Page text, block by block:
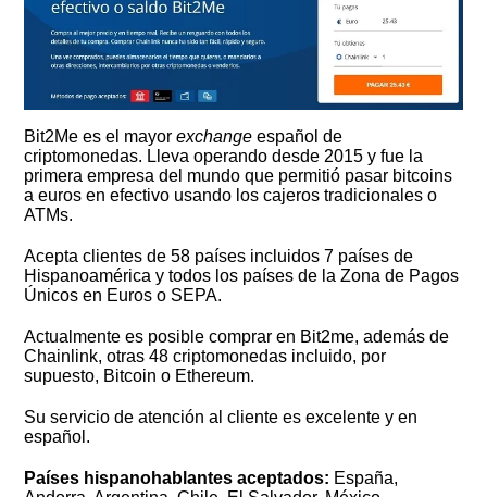
Bit2Me es el mayorexchange español de
criptomonedas. Lleva operando desde 2015 y fue la
primera empresa del mundo que permitió pasar bitcoins
a euros en efectivo usando los cajeros tradicionales o
ATMs.
Acepta clientes de 58 países incluidos 7 países de
Hispanoamérica y todos los países de la Zona de Pagos
Únicos en Euros o SEPA.
Actualmente es posible comprar en Bit2me, además de
Chainlink, otras 48 criptomonedas incluido, por
supuesto, Bitcoin o Ethereum.
Su servicio de atención al cliente es excelente y en
español.
Países hispanohablantes aceptados: España,